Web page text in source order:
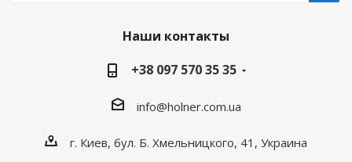
Наши контакты
+38 097 570 35 35
info@holner.com.ua
г. Киев, бул. Б. Хмельницкого, 41, Украина